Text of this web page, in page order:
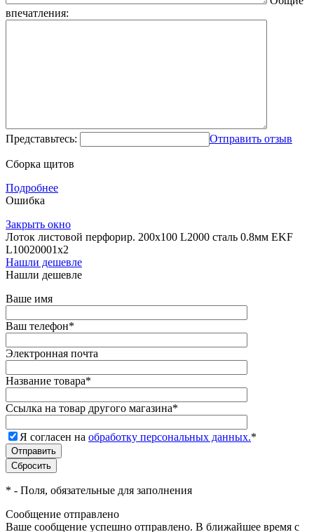
впечатления:
Представьтесь: Отправить отзыв
Сборка щитов
Подробнее
Ошибка
Закрыть окно
Лоток листовой перфорир. 200х100 L2000 сталь 0.8мм EKF
L10020001x2
Нашли дешевле
Нашли дешевле
Ваше имя
Ваш телефон*
Электронная почта
Название товара*
Ссылка на товар другого магазина*
Я согласен на обработку персональных данных.*
* - Поля, обязательные для заполнения
Сообщение отправлено
Ваше сообщение успешно отправлено. В ближайшее время с